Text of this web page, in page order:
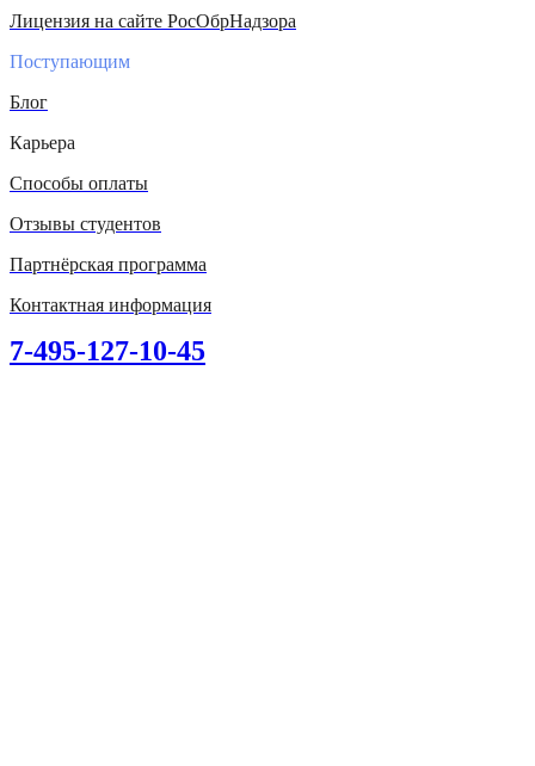
Лицензия на сайте РосОбрНадзора
Поступающим
Блог
Карьера
Способы оплаты
Отзывы студентов
Партнёрская программа
Контактная информация
7-495-127-10-45